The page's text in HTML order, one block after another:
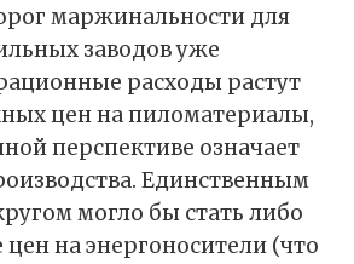
маржинальности для
заводов уже
расходы растут
цен на пиломатериалы,
перспективе означает
Единственным
могло бы стать либо
на энергоносители (что